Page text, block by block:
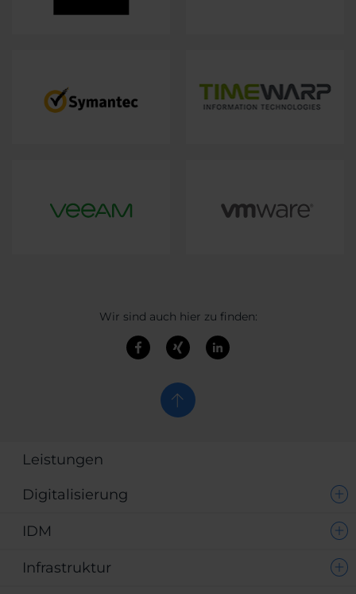
Wir sind auch hier zu finden:
Leistungen
Digitalisierung
IDM
Infrastruktur